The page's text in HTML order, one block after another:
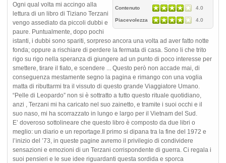
Contenuto 4.0
Piacevolezza 4.0
Ogni qual volta mi accingo alla
lettura di un libro di Tiziano Terzani
vengo assediato da piccoli dubbi e
paure. Puntualmente, dopo pochi
istanti, i dubbi sono spariti, sorpreso ancora una volta ad aver fatto notte
fonda; oppure a rischiare di perdere la fermata di casa. Sono li che trito
rigo su rigo nella speranza di giungere ad un punto di poco interesse per
smettere, tirare il fiato, e scendere ... Questo però non accade mai, di
conseguenza mestamente segno la pagina e rimango con una voglia
matta di ributtarmi tra il vissuto di questo grande Viaggiatore Umano.
“Pelle di Leopardo” non si è sottratto a tutto questo rituale quotidiano,
anzi , Terzani mi ha caricato nel suo zainetto, e tramite i suoi occhi e il
suo naso, mi ha scorrazzato in lungo e largo per il Vietnam del Sud.
E’ doveroso sottolineare che questo libro è composto da due libri o
meglio: un diario e un reportage.Il primo si dipana tra la fine del 1972 e
l’inizio del ’73, in queste pagine avremo il privilegio di condividere
sensazioni e emozioni di un Terzani corrispondente di guerra. Ci regala i
suoi pensieri e le sue idee riguardanti questa sordida e sporca